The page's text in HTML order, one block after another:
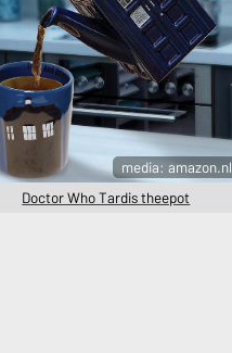
media: amazon.nl
Doctor Who Tardis theepot